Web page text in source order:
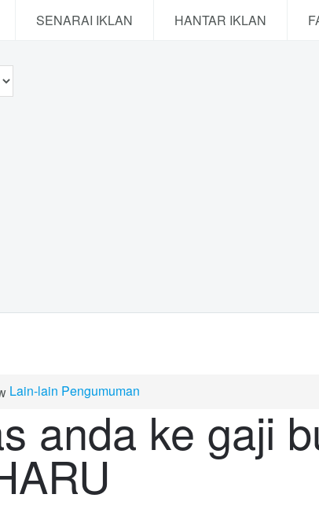
SENARAI IKLAN HANTAR IKLAN
Lain-lain Pengumuman
anda ke gaji